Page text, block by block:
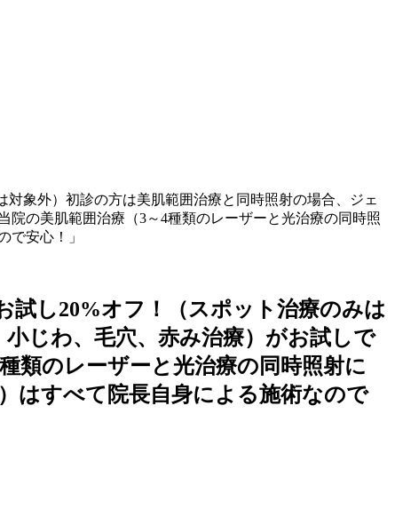
象外）初診の方は美肌範囲治療と同時照射の場合、ジェ
の美肌範囲治療（3～4種類のレーザーと光治療の同時照
で安心！」
試し20%オフ！（スポット治療のみは
じわ、毛穴、赤み治療）がお試しで
類のレーザーと光治療の同時照射に
はすべて院長自身による施術なので